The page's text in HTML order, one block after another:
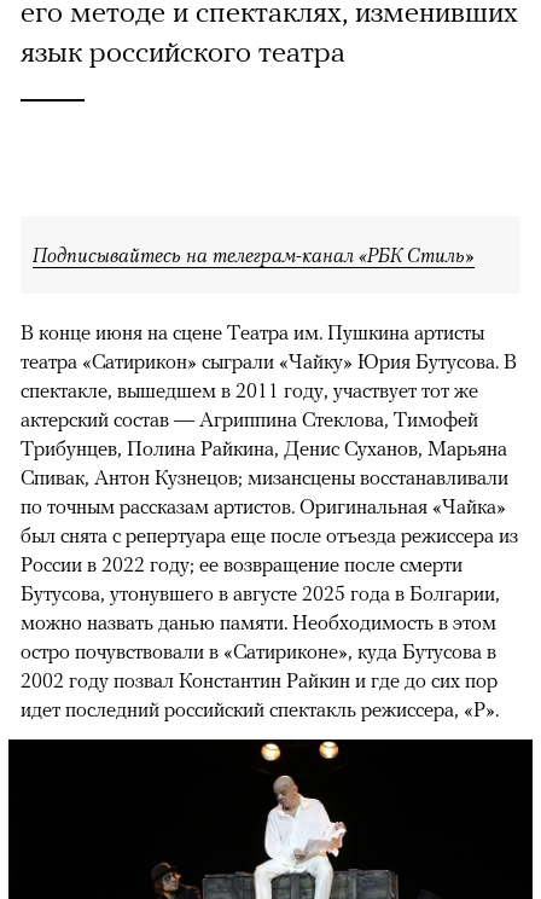
его методе и спектаклях, изменивших
язык российского театра
Подписывайтесь на телеграм-канал «РБК Стиль»
В конце июня на сцене Театра им. Пушкина артисты
театра «Сатирикон» сыграли «Чайку» Юрия Бутусова. В
спектакле, вышедшем в 2011 году, участвует тот же
актерский состав — Агриппина Стеклова, Тимофей
Трибунцев, Полина Райкина, Денис Суханов, Марьяна
Спивак, Антон Кузнецов; мизансцены восстанавливали
по точным рассказам артистов. Оригинальная «Чайка»
был снята с репертуара еще после отъезда режиссера из
России в 2022 году; ее возвращение после смерти
Бутусова, утонувшего в августе 2025 года в Болгарии,
можно назвать данью памяти. Необходимость в этом
остро почувствовали в «Сатириконе», куда Бутусова в
2002 году позвал Константин Райкин и где до сих пор
идет последний российский спектакль режиссера, «Р».